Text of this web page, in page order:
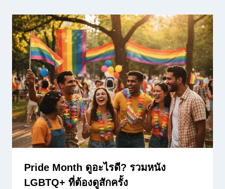
Pride Month ดูอะไรดี? รวมหนัง
LGBTQ+ ที่ต้องดูสักครั้ง